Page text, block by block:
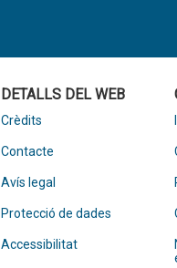
DETALLS DEL WEB
Crèdits
Contacte
Avís legal
Protecció de dades
Accessibilitat